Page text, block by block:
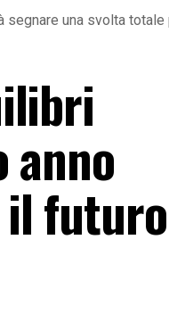
una svolta
anno
il futuro